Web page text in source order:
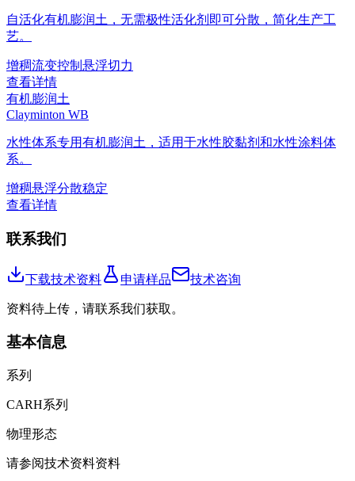
自活化有机膨润土，无需极性活化剂即可分散，简化生产工
艺。
增稠流变控制 悬浮切力
查看详情
有机膨润土
Clayminton WB
水性体系专用有机膨润土，适用于水性胶黏剂和水性涂料体
系。
增稠悬浮分散稳定
查看详情
联系我们
下载技术资料 申请样品 技术咨询
资料待上传，请联系我们获取。
基本信息
系列
CARH系列
物理形态
请参阅技术资料资料